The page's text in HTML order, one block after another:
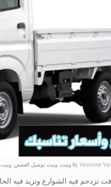
Yasmine ونيت, ونيت توصيل العفش,
فيه الشوارع وتزيد فيه